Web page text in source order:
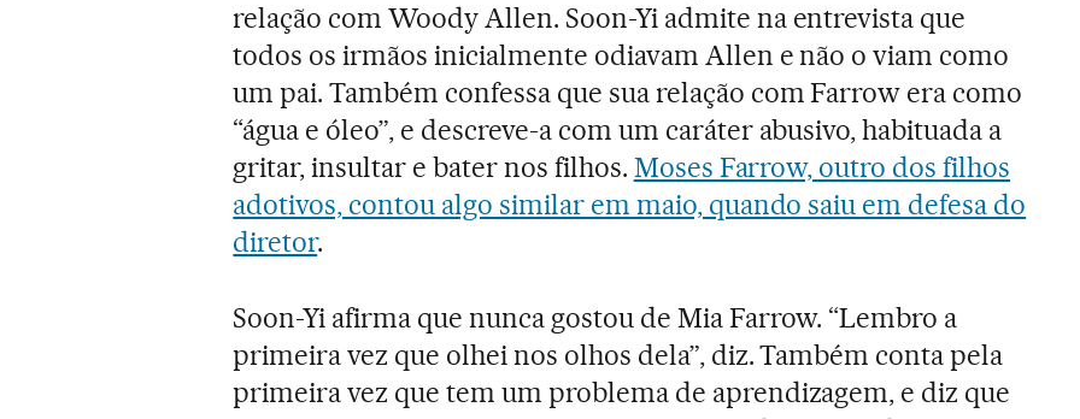
relação com Woody Allen. Soon-Yi admite na entrevista que
todos os irmãos inicialmente odiavam Allen e não o viam como
um pai. Também confessa que sua relação com Farrow era como
“água e óleo”, e descreve-a com um caráter abusivo, habituada a
gritar, insultar e bater nos filhos. Moses Farrow, outro dos filhos
adotivos, contou algo similar em maio, quando saiu em defesa do
diretor.
Soon-Yi afirma que nunca gostou de Mia Farrow. “Lembro a
primeira vez que olhei nos olhos dela”, diz. Também conta pela
primeira vez que tem um problema de aprendizagem, e diz que